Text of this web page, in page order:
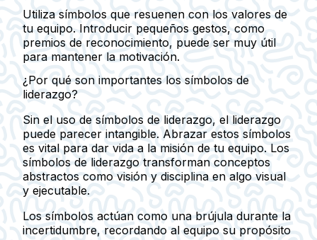
Utiliza símbolos que resuenen con los valores de
tu equipo. Introducir pequeños gestos, como
premios de reconocimiento, puede ser muy útil
para mantener la motivación.
¿Por qué son importantes los símbolos de
liderazgo?
Sin el uso de símbolos de liderazgo, el liderazgo
puede parecer intangible. Abrazar estos símbolos
es vital para dar vida a la misión de tu equipo. Los
símbolos de liderazgo transforman conceptos
abstractos como visión y disciplina en algo visual
y ejecutable.
Los símbolos actúan como una brújula durante la
incertidumbre, recordando al equipo su propósito